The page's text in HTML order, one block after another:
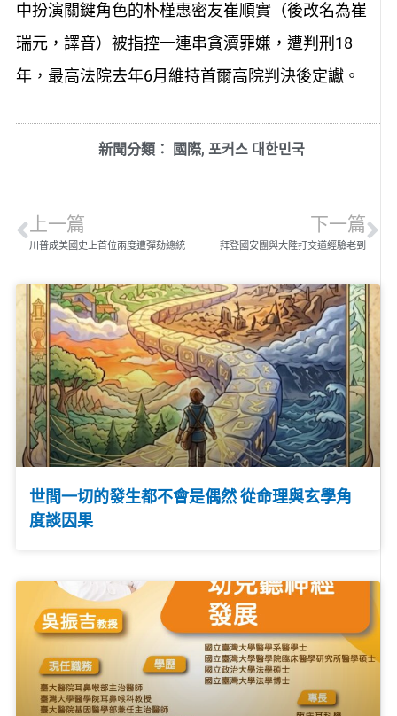
中扮演關鍵角色的朴槿惠密友崔順實（後改名為崔
瑞元，譯音）被指控一連串貪瀆罪嫌，遭判刑18
年，最高法院去年6月維持首爾高院判決後定讞。
新聞分類： 國際, 포커스 대한민국
上一篇
川普成美國史上首位兩度遭彈劾總統
下一篇
拜登國安團與大陸打交道經驗老到
世間一切的發生都不會是偶然 從命理與玄學角
度談因果